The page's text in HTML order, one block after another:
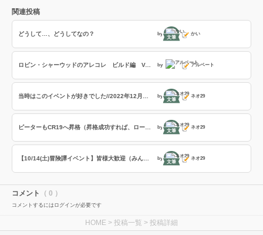
関連投稿
どうして…、どうしてなの？ by
文筆
かい
ロビン・シャーウッドのアレコレ ビルド編 Ver5.31-A by アルベート
by
文筆
ネオ29
by
文筆
ネオ29
by
文筆
ネオ29
コメント （ 0 ）
コメントするにはログインが必要です
HOME > 投稿一覧 > 投稿詳細